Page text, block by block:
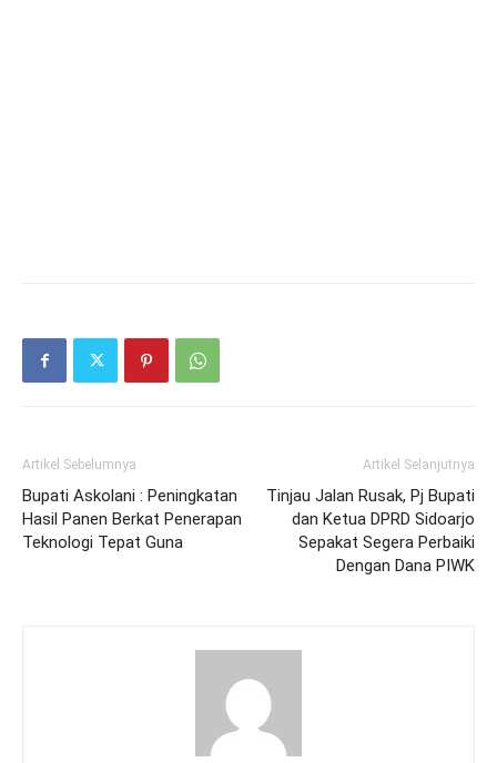
Artikel Sebelumnya
Bupati Askolani : Peningkatan
Hasil Panen Berkat Penerapan
Teknologi Tepat Guna
Artikel Selanjutnya
Tinjau Jalan Rusak, Pj Bupati
dan Ketua DPRD Sidoarjo
Sepakat Segera Perbaiki
Dengan Dana PIWK